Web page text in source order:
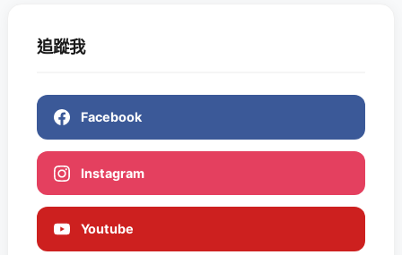
追蹤我
Facebook
Instagram
Youtube